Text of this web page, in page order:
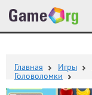
Главная Игры
Головоломки